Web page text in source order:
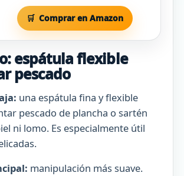
Comprar en Amazon
espátula flexible
pescado
una espátula fina y flexible
pescado de plancha o sartén
ni lomo. Es especialmente útil
manipulación más suave.